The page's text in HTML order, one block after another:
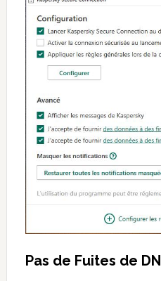
Pas de Fuites de